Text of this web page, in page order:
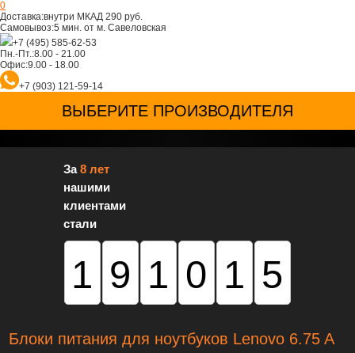
0
Доставка:внутри МКАД 290 руб.
Самовывоз:5 мин. от м. Савеловская
+7 (495) 585-62-53
Пн.-Пт.:8.00 - 21.00
Офис:9.00 - 18.00
+7 (903) 121-59-14
ВЫБЕРИТЕ ПРОИЗВОДИТЕЛЯ
За8 лет
нашими
клиентами
стали
191015
Блоки питания для ноутбуков Lenovo 6.75 A